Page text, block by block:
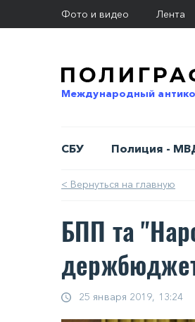
Фото и видео Лента
Международный
СБУ Полиция -
< Вернуться на главную
БПП та
25 января 2019, 13:24